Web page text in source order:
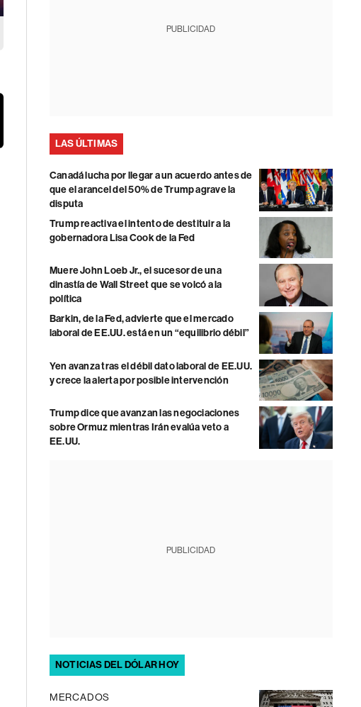
PUBLICIDAD
LAS ÚLTIMAS
Canadá lucha por llegar a un acuerdo antes de
que el arancel del 50% de Trump agrave la
disputa
Trump reactiva el intento de destituir a la
gobernadora Lisa Cook de la Fed
Muere John Loeb Jr., el sucesor de una
dinastía de Wall Street que se volcó a la
política
Barkin, de la Fed, advierte que el mercado
laboral de EE.UU. está en un “equilibrio débil”
Yen avanza tras el débil dato laboral de EE.UU.
y crece la alerta por posible intervención
Trump dice que avanzan las negociaciones
sobre Ormuz mientras Irán evalúa veto a
EE.UU.
PUBLICIDAD
NOTICIAS DEL DÓLAR HOY
MERCADOS